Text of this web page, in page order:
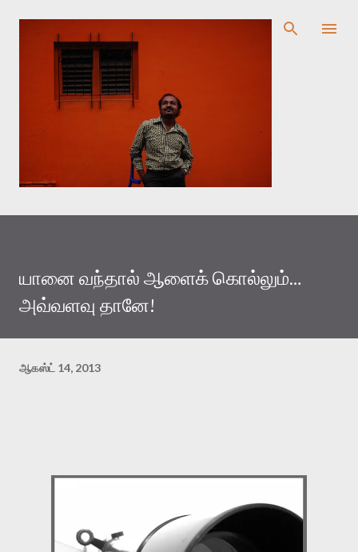
முதன்மை உள்ளடக்கத்திற்குச் செல்
யானை வந்தால் ஆளைக் கொல்லும்…
அவ்வளவு தானே!
ஆகஸ்ட் 14, 2013